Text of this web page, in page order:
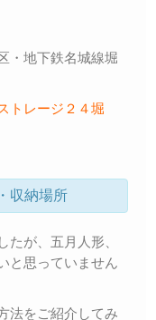
・地下鉄名城線堀
トレージ２４堀
収納場所
たが、五月人形、
と思っていません
法をご紹介してみ